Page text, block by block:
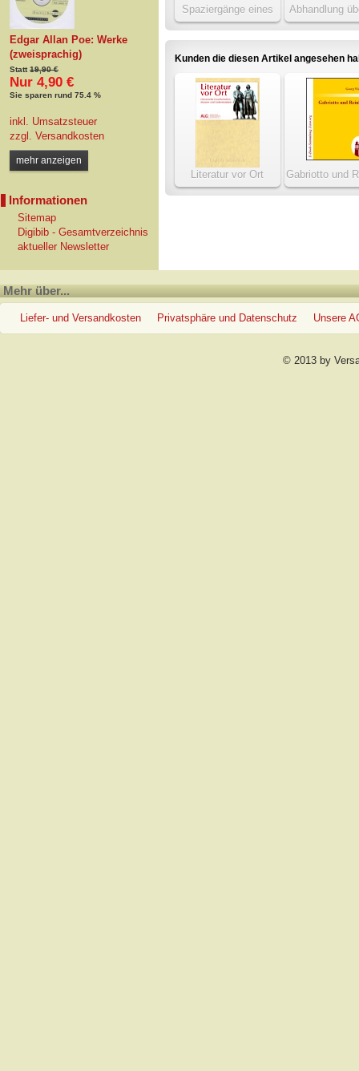
Edgar Allan Poe: Werke
(zweisprachig)
Statt19,90 €
Nur 4,90 €
Sie sparen rund 75.4 %
inkl. Umsatzsteuer
zzgl. Versandkosten
mehr anzeigen
Informationen
Sitemap
Digibib - Gesamtverzeichnis
aktueller Newsletter
Spaziergänge eines
Wiener Poeten
Abhandlung
Ursprung der
Kunden die diesen Artikel angesehen
Literatur vor Ort Gabriotto und
Mehr über...
Liefer- und Versandkosten Privatsphäre und Datenschutz Unsere
© 2013 by